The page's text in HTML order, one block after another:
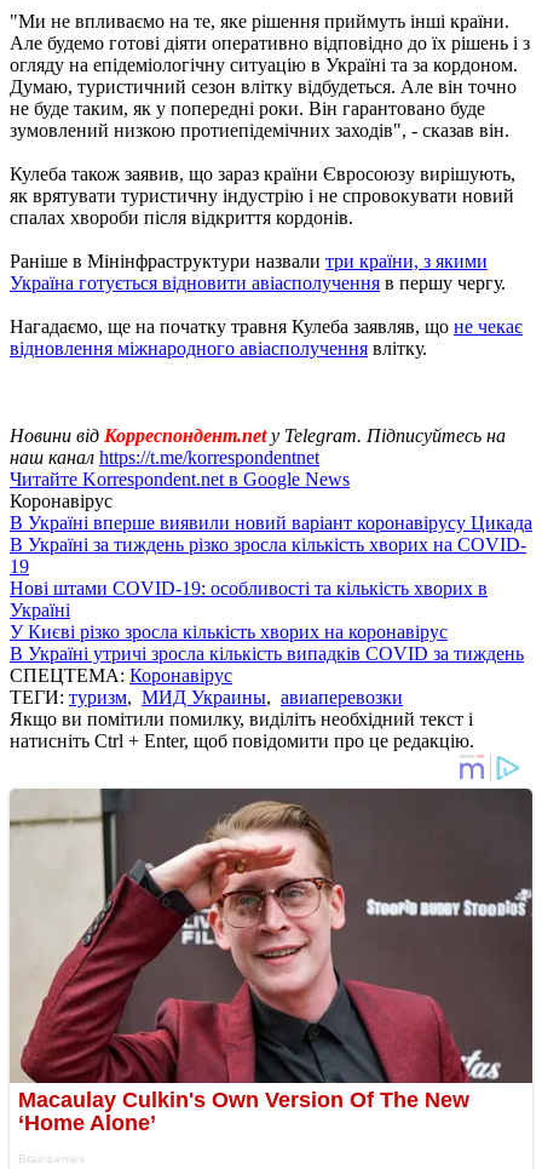
"Ми не впливаємо на те, яке рішення приймуть інші країни.
Але будемо готові діяти оперативно відповідно до їх рішень і з
огляду на епідеміологічну ситуацію в Україні та за кордоном.
Думаю, туристичний сезон влітку відбудеться. Але він точно
не буде таким, як у попередні роки. Він гарантовано буде
зумовлений низкою протиепідемічних заходів", - сказав він.
Кулеба також заявив, що зараз країни Євросоюзу вирішують,
як врятувати туристичну індустрію і не спровокувати новий
спалах хвороби після відкриття кордонів.
Раніше в Мінінфраструктури назвали три країни, з якими
Україна готується відновити авіасполучення в першу чергу.
Нагадаємо, ще на початку травня Кулеба заявляв, що не чекає
відновлення міжнародного авіасполучення влітку.
Новини від Корреспондент.net у Telegram. Підписуйтесь на
наш канал https://t.me/korrespondentnet
Читайте Korrespondent.net в Google News
Коронавірус
В Україні вперше виявили новий варіант коронавірусу Цикада
В Україні за тиждень різко зросла кількість хворих на COVID-
19
Нові штами COVID-19: особливості та кількість хворих в
Україні
У Києві різко зросла кількість хворих на коронавірус
В Україні утричі зросла кількість випадків COVID за тиждень
СПЕЦТЕМА: Коронавірус
ТЕГИ: туризм, МИД Украины, авиаперевозки
Якщо ви помітили помилку, виділіть необхідний текст і
натисніть Ctrl + Enter, щоб повідомити про це редакцію.